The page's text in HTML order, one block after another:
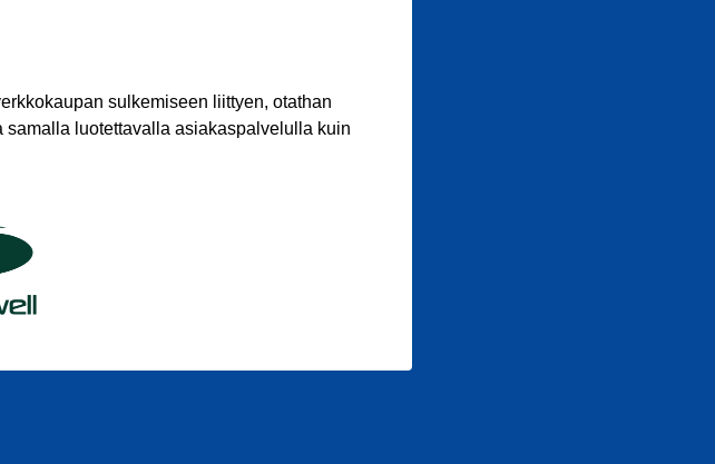
sulkemiseen liittyen, otathan
luotettavalla asiakaspalvelulla kuin